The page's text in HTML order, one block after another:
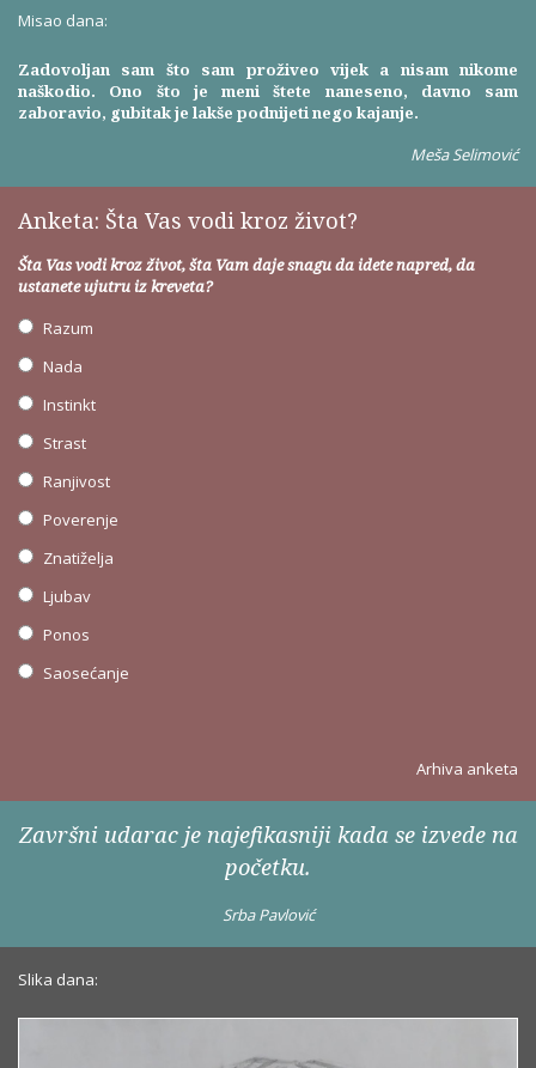
Misao dana:
Zadovoljan sam što sam proživeo vijek a nisam nikome
naškodio. Ono što je meni štete naneseno, davno sam
zaboravio, gubitak je lakše podnijeti nego kajanje.
Meša Selimović
Anketa: Šta Vas vodi kroz život?
Šta Vas vodi kroz život, šta Vam daje snagu da idete napred, da
ustanete ujutru iz kreveta?
Razum
Nada
Instinkt
Strast
Ranjivost
Poverenje
Znatiželja
Ljubav
Ponos
Saosećanje
Arhiva anketa
Završni udarac je najefikasniji kada se izvede na
početku.
Srba Pavlović
Slika dana: